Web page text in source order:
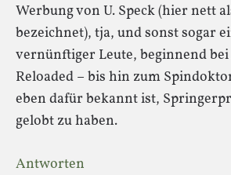
Werbung von U. Speck (hier nett
bezeichnet), tja, und sonst sogar
vernünftiger Leute, beginnend
Reloaded – bis hin zum
eben dafür bekannt ist,
gelobt zu haben.
Antworten